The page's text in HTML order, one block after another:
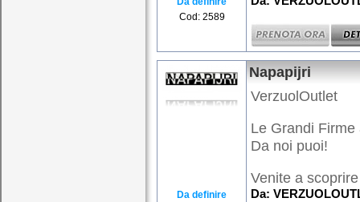
Cod: 2589
Da definire
Napapijri
VerzuolOutlet
Le Grandi
Da noi puoi!
Venite a
Da: